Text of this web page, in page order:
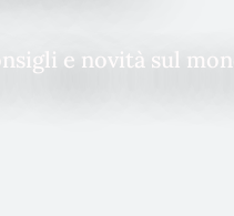
e novità sul